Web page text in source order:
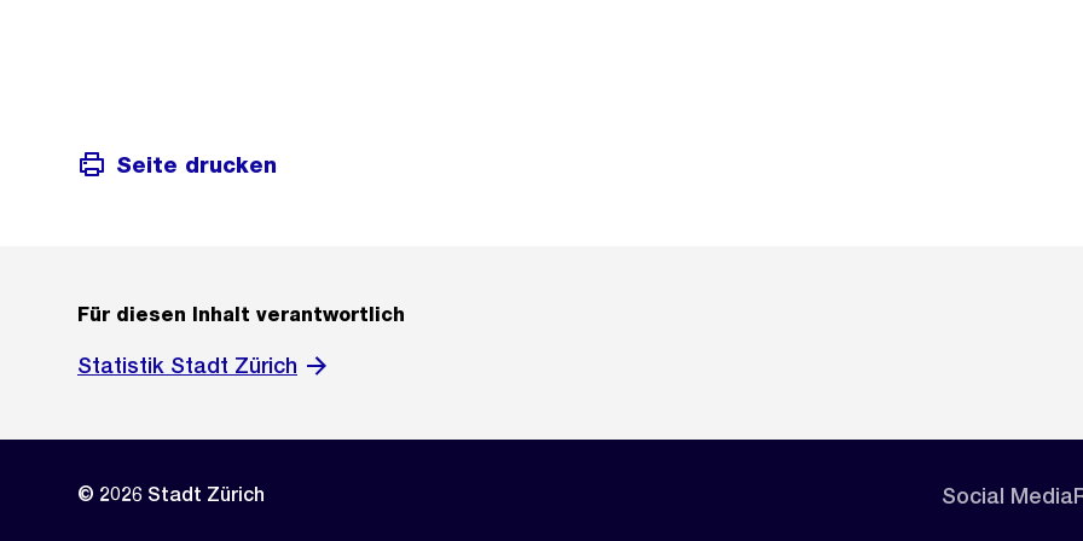
Seite drucken
Für diesen Inhalt verantwortlich
Statistik Stadt Zürich
© 2026 Stadt Zürich Social Media